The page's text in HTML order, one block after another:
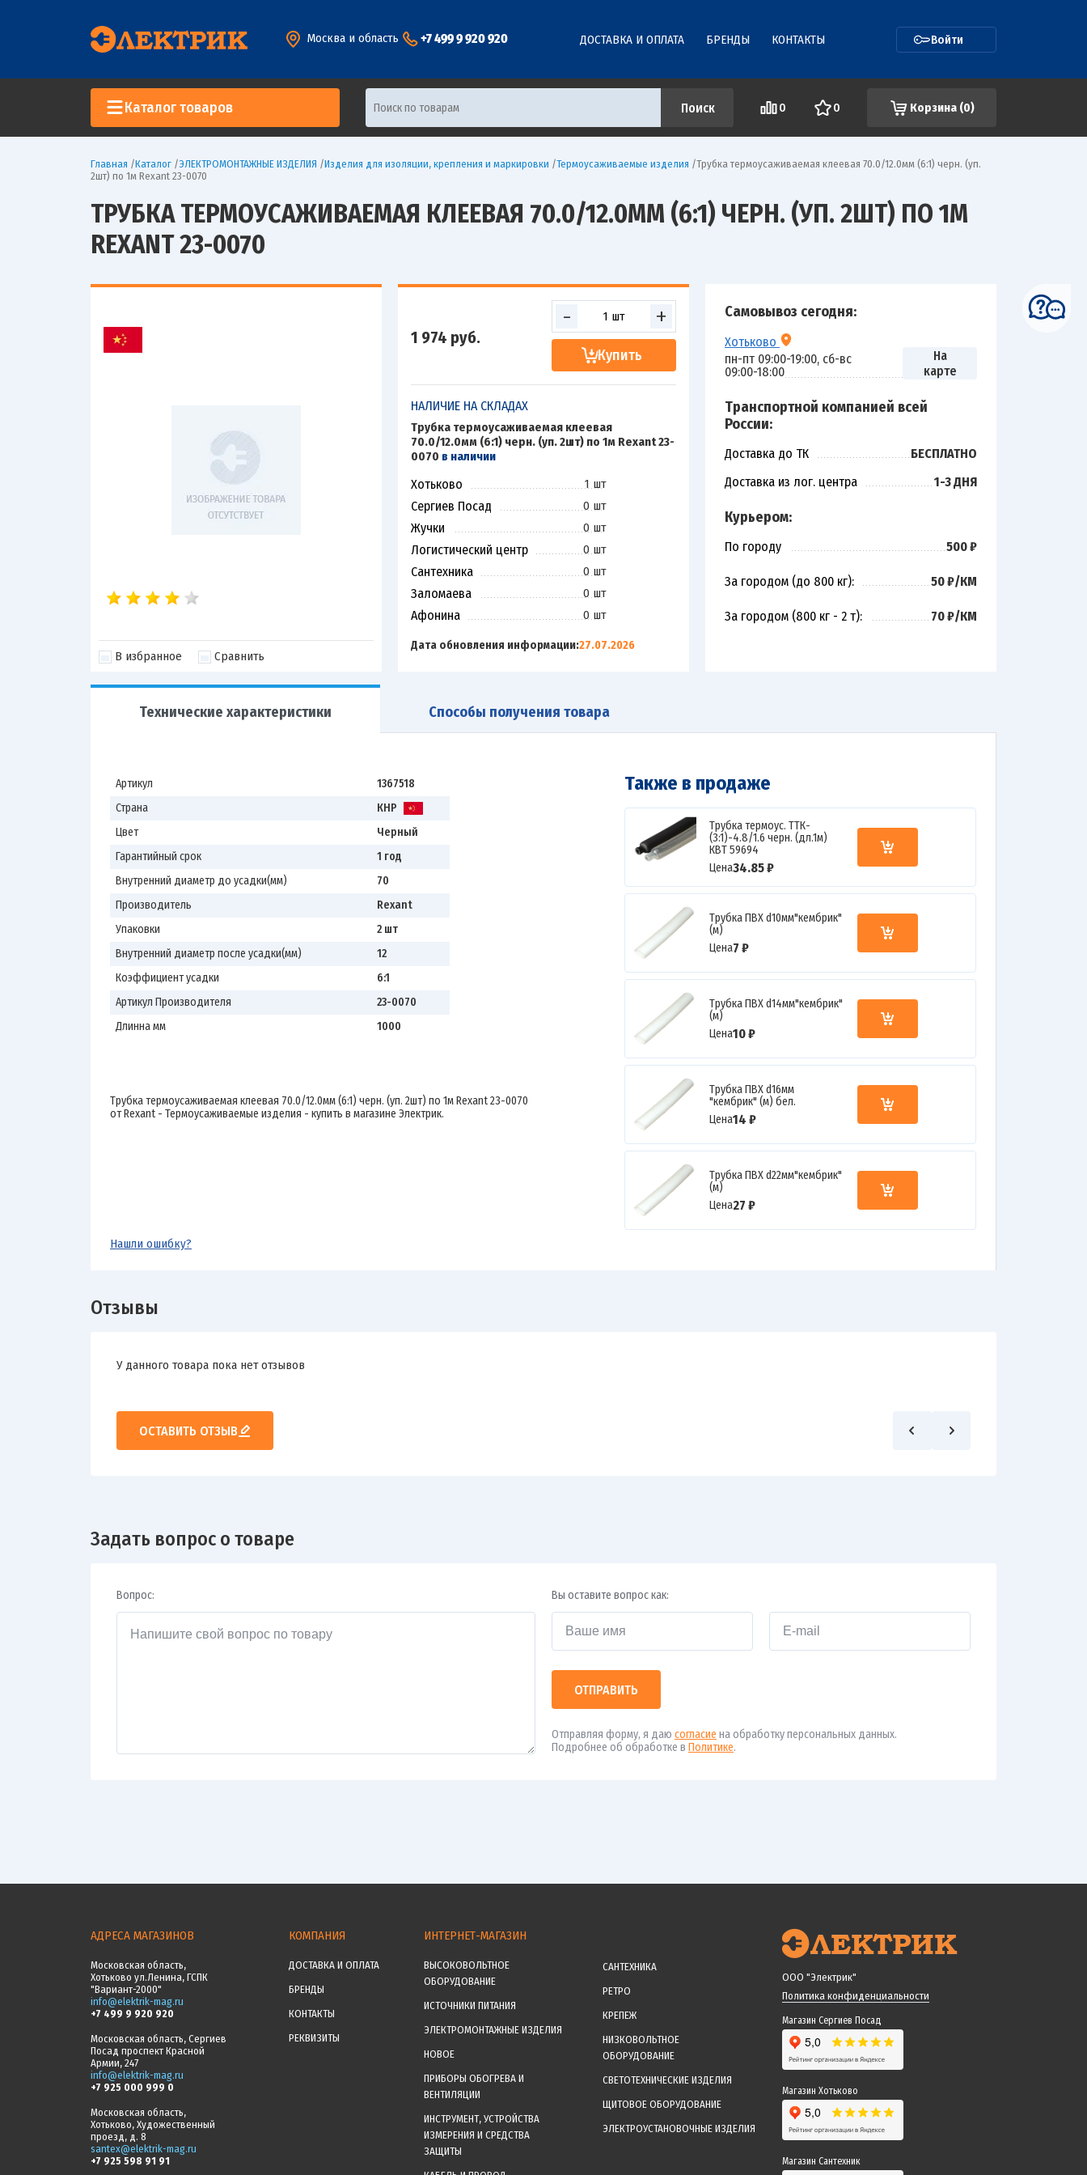
Москва и область +7 499 9 920 920 ДОСТАВКА И ОПЛАТА БРЕНДЫ КОНТАКТЫ Войти
Каталог товаров 0 0 Корзина (0)
Главная /Каталог /ЭЛЕКТРОМОНТАЖНЫЕ ИЗДЕЛИЯ /Изделия для изоляции, крепления и маркировки /Термоусаживаемые изделия /Трубка термоусаживаемая клеевая 70.0/12.0мм (6:1) черн. (уп.
2шт) по 1м Rexant 23-0070
ТРУБКА ТЕРМОУСАЖИВАЕМАЯ КЛЕЕВАЯ 70.0/12.0ММ (6:1) ЧЕРН. (УП. 2ШТ) ПО 1М
REXANT 23-0070
В избранное Сравнить
1 974 руб.
- +
Купить
НАЛИЧИЕ НА СКЛАДАХ
Трубка термоусаживаемая клеевая
70.0/12.0мм (6:1) черн. (уп. 2шт) по 1м Rexant 23-
0070 в наличии
Хотьково 1 шт
Сергиев Посад 0 шт
Жучки 0 шт
Логистический центр 0 шт
Сантехника 0 шт
Заломаева 0 шт
Афонина 0 шт
Дата обновления информации:27.07.2026
Самовывоз сегодня:
Хотьково
пн-пт 09:00-19:00, сб-вс
09:00-18:00
На
карте
Транспортной компанией всей
России:
Доставка до ТК
БЕСПЛАТНО
Доставка из лог. центра
1-3 ДНЯ
Курьером:
По городу 500 ₽
За городом (до 800 кг): 50 ₽/КМ
За городом (800 кг - 2 т): 70 ₽/КМ
Технические характеристики Способы получения товара
Артикул
1367518
Страна
КНР
Цвет
Черный
Гарантийный срок
1 год
Внутренний диаметр до усадки(мм)
70
Производитель
Rexant
Упаковки
2 шт
Внутренний диаметр после усадки(мм)
12
Коэффициент усадки
6:1
Артикул Производителя
23-0070
Длинна мм
1000
Трубка термоусаживаемая клеевая 70.0/12.0мм (6:1) черн. (уп. 2шт) по 1м Rexant 23-0070
от Rexant - Термоусаживаемые изделия - купить в магазине Электрик.
Также в продаже
Трубка термоус. ТТК-
(3:1)-4.8/1.6 черн. (дл.1м)
КВТ 59694
Цена34.85 ₽
Трубка ПВХ d10мм"кембрик"
(м)
Цена7 ₽
Трубка ПВХ d14мм"кембрик"
(м)
Цена10 ₽
Трубка ПВХ d16мм
"кембрик" (м) бел.
Цена14 ₽
Трубка ПВХ d22мм"кембрик"
(м)
Цена27 ₽
Нашли ошибку?
Отзывы
У данного товара пока нет отзывов
ОСТАВИТЬ ОТЗЫВ
Задать вопрос о товаре
Вопрос: Вы оставите вопрос как:
ОТПРАВИТЬ
Отправляя форму, я даю согласие на обработку персональных данных.
Подробнее об обработке в Политике.
АДРЕСА МАГАЗИНОВ
Московская область,
Хотьково ул.Ленина, ГСПК
"Вариант-2000"
info@elektrik-mag.ru
+7 499 9 920 920
Московская область, Сергиев
Посад проспект Красной
Армии, 247
info@elektrik-mag.ru
+7 925 000 999 0
Московская область,
Хотьково, Художественный
проезд, д. 8
santex@elektrik-mag.ru
+7 925 598 91 91
КОМПАНИЯ
ДОСТАВКА И ОПЛАТА
БРЕНДЫ
КОНТАКТЫ
РЕКВИЗИТЫ
ИНТЕРНЕТ-МАГАЗИН
ВЫСОКОВОЛЬТНОЕ
ОБОРУДОВАНИЕ
ИСТОЧНИКИ ПИТАНИЯ
ЭЛЕКТРОМОНТАЖНЫЕ ИЗДЕЛИЯ
НОВОЕ
ПРИБОРЫ ОБОГРЕВА И
ВЕНТИЛЯЦИИ
ИНСТРУМЕНТ, УСТРОЙСТВА
ИЗМЕРЕНИЯ И СРЕДСТВА
ЗАЩИТЫ
САНТЕХНИКА
РЕТРО
КРЕПЕЖ
НИЗКОВОЛЬТНОЕ
ОБОРУДОВАНИЕ
СВЕТОТЕХНИЧЕСКИЕ ИЗДЕЛИЯ
ЩИТОВОЕ ОБОРУДОВАНИЕ
ЭЛЕКТРОУСТАНОВОЧНЫЕ ИЗДЕЛИЯ
ООО "Электрик"
Политика конфиденциальности
Магазин Сергиев Посад
Магазин Хотьково
Магазин Сантехник